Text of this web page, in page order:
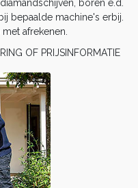
boren e.d.
bepaalde machine's erbij.
afrekenen.
OF PRIJSINFORMATIE